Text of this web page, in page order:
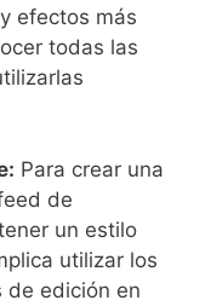
efectos más
todas las
Para crear una‌
de
un estilo
utilizar los
de edición en